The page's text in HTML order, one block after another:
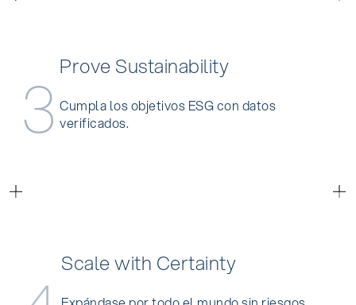
3Prove Sustainability
Cumpla los objetivos ESG con datos
verificados.
Scalewith Certainty